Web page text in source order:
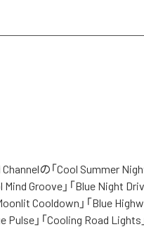
Channelの「Cool Summer
Mind Groove」「Blue Night
Cooldown」「Blue
Pulse」「Cooling Road